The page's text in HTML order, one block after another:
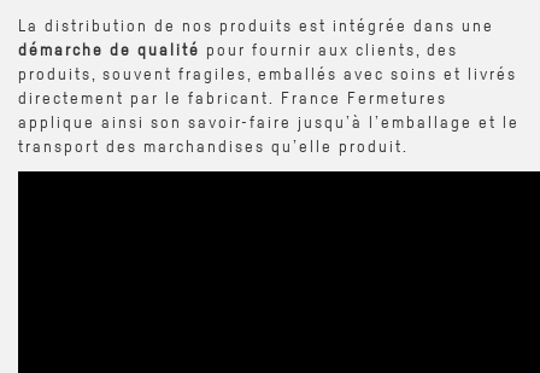
La distribution de nos produits est intégrée dans une
démarche de qualité pour fournir aux clients, des
produits, souvent fragiles, emballés avec soins et livrés
directement par le fabricant. France Fermetures
applique ainsi son savoir-faire jusqu’à l’emballage et le
transport des marchandises qu’elle produit.